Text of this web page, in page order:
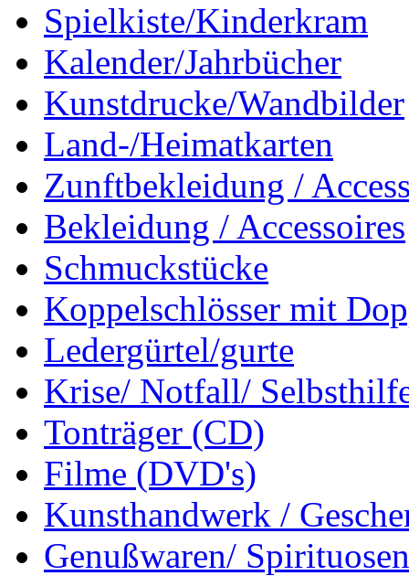
Spielkiste/Kinderkram
Kalender/Jahrbücher
Kunstdrucke/Wandbilder
Land-/Heimatkarten
Zunftbekleidung /
Bekleidung / Accessoires
Schmuckstücke
Koppelschlösser mit
Ledergürtel/gurte
Krise/ Notfall/
Tonträger (CD)
Filme (DVD's)
Kunsthandwerk /
Genußwaren/ Spirituosen